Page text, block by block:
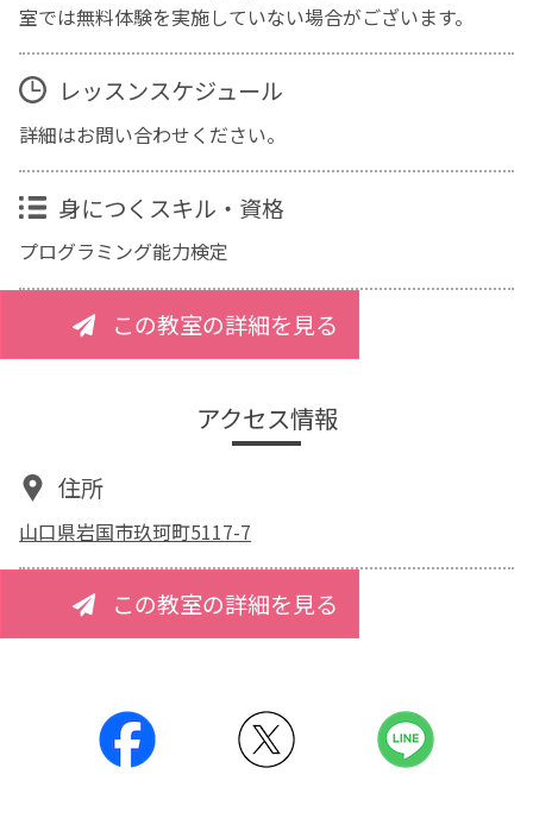
室では無料体験を実施していない場合がございます。
レッスンスケジュール
詳細はお問い合わせください。
身につくスキル・資格
プログラミング能力検定
この教室の詳細を見る
アクセス情報
住所
山口県岩国市玖珂町5117-7
この教室の詳細を見る